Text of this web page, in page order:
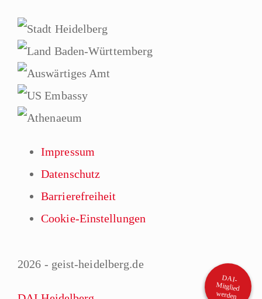
Impressum
Datenschutz
Barrierefreiheit
Cookie-Einstellungen
2026 - geist-heidelberg.de
DAI-
Mitglied
werden